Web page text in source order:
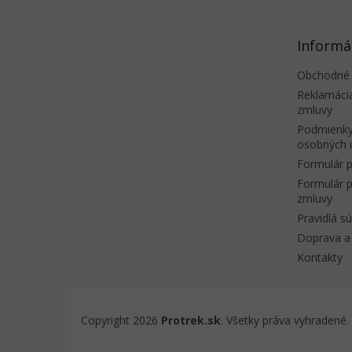
zmluvy
osobných
Formulár
Formulár
zmluvy
Pravidlá
Doprava
Kontakty
Copyright 2026 Protrek.sk. Všetky práva vyhradené.